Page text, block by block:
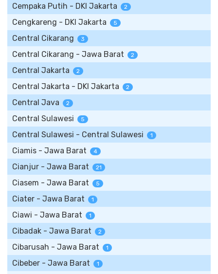
Cempaka Putih - DKI Jakarta 2
Cengkareng - DKI Jakarta 5
Central Cikarang 3
Central Cikarang - Jawa Barat 2
Central Jakarta 2
Central Jakarta - DKI Jakarta 2
Central Java 2
Central Sulawesi 5
Central Sulawesi - Central Sulawesi 1
Ciamis - Jawa Barat 4
Cianjur - Jawa Barat 21
Ciasem - Jawa Barat 5
Ciater - Jawa Barat 1
Ciawi - Jawa Barat 1
Cibadak - Jawa Barat 2
Cibarusah - Jawa Barat 1
Cibeber - Jawa Barat 1